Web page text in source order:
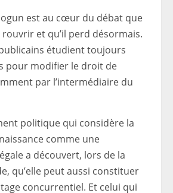
est au cœur du débat que
et qu’il perd désormais.
étudient toujours
pour modifier le droit de
par l’intermédiaire du
politique qui considère la
comme une
a découvert, lors de la
qu’elle peut aussi constituer
concurrentiel. Et celui qui